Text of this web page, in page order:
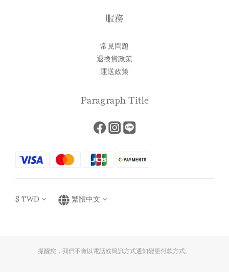
服務
常見問題
退換貨政策
運送政策
Paragraph Title
$ TWD 繁體中文
提醒您，我們不會以電話或簡訊方式通知變更付款方式。